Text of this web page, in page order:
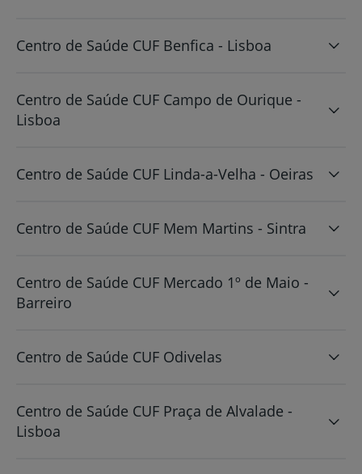
Centro de Saúde CUF Benfica - Lisboa
Centro de Saúde CUF Campo de Ourique -
Lisboa
Centro de Saúde CUF Linda-a-Velha - Oeiras
Centro de Saúde CUF Mem Martins - Sintra
Centro de Saúde CUF Mercado 1º de Maio -
Barreiro
Centro de Saúde CUF Odivelas
Centro de Saúde CUF Praça de Alvalade -
Lisboa